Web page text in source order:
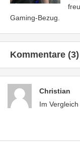
Gaming-Bezug.
Kommentare (3)
Christian
Im